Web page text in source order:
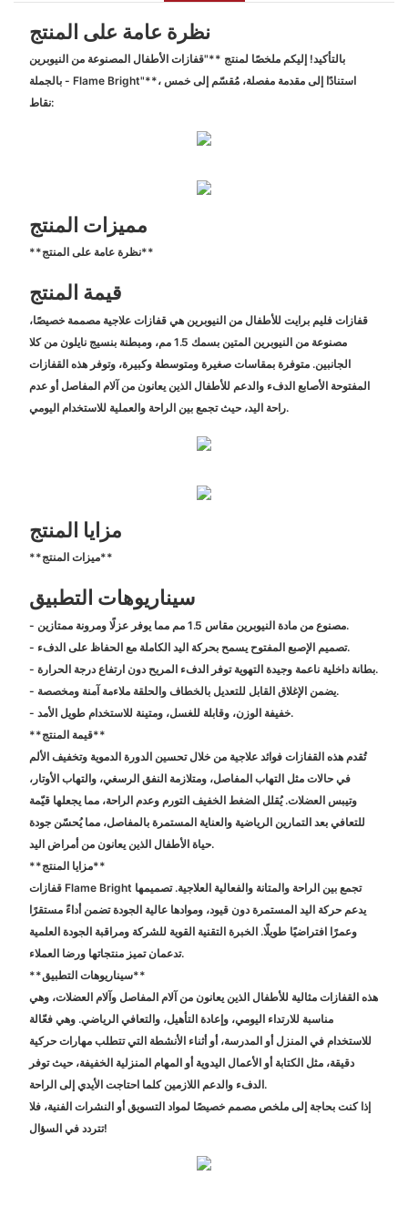
نظرة عامة على المنتج
بالتأكيد! إليكم ملخصًا لمنتج **"قفازات الأطفال المصنوعة من النيوبرين
بالجملة - Flame Bright"**، استنادًا إلى مقدمة مفصلة، ​​مُقسّم إلى خمس
نقاط:
مميزات المنتج
**نظرة عامة على المنتج**
قيمة المنتج
قفازات فليم برايت للأطفال من النيوبرين هي قفازات علاجية مصممة خصيصًا،
مصنوعة من النيوبرين المتين بسمك 1.5 مم، ومبطنة بنسيج نايلون من كلا
الجانبين. متوفرة بمقاسات صغيرة ومتوسطة وكبيرة، وتوفر هذه القفازات
المفتوحة الأصابع الدفء والدعم للأطفال الذين يعانون من آلام المفاصل أو عدم
راحة اليد، حيث تجمع بين الراحة والعملية للاستخدام اليومي.
مزايا المنتج
**ميزات المنتج**
سيناريوهات التطبيق
- مصنوع من مادة النيوبرين مقاس 1.5 مم مما يوفر عزلًا ومرونة ممتازين.
- تصميم الإصبع المفتوح يسمح بحركة اليد الكاملة مع الحفاظ على الدفء.
- بطانة داخلية ناعمة وجيدة التهوية توفر الدفء المريح دون ارتفاع درجة الحرارة.
- يضمن الإغلاق القابل للتعديل بالخطاف والحلقة ملاءمة آمنة ومخصصة.
- خفيفة الوزن، وقابلة للغسل، ومتينة للاستخدام طويل الأمد.
**قيمة المنتج**
تُقدم هذه القفازات فوائد علاجية من خلال تحسين الدورة الدموية وتخفيف الألم
في حالات مثل التهاب المفاصل، ومتلازمة النفق الرسغي، والتهاب الأوتار،
وتيبس العضلات. يُقلل الضغط الخفيف التورم وعدم الراحة، مما يجعلها قيّمة
للتعافي بعد التمارين الرياضية والعناية المستمرة بالمفاصل، مما يُحسّن جودة
حياة الأطفال الذين يعانون من أمراض اليد.
**مزايا المنتج**
قفازات Flame Bright تجمع بين الراحة والمتانة والفعالية العلاجية. تصميمها
يدعم حركة اليد المستمرة دون قيود، وموادها عالية الجودة تضمن أداءً مستقرًا
وعمرًا افتراضيًا طويلًا. الخبرة التقنية القوية للشركة ومراقبة الجودة العلمية
تدعمان تميز منتجاتها ورضا العملاء.
**سيناريوهات التطبيق**
هذه القفازات مثالية للأطفال الذين يعانون من آلام المفاصل وآلام العضلات، وهي
مناسبة للارتداء اليومي، وإعادة التأهيل، والتعافي الرياضي. وهي فعّالة
للاستخدام في المنزل أو المدرسة، أو أثناء الأنشطة التي تتطلب مهارات حركية
دقيقة، مثل الكتابة أو الأعمال اليدوية أو المهام المنزلية الخفيفة، حيث توفر
الدفء والدعم اللازمين كلما احتاجت الأيدي إلى الراحة.
إذا كنت بحاجة إلى ملخص مصمم خصيصًا لمواد التسويق أو النشرات الفنية، فلا
تتردد في السؤال!